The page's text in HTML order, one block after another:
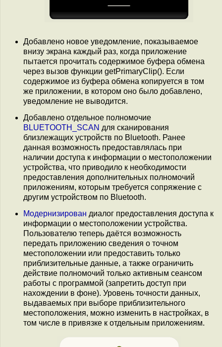
Добавлено новое уведомление, показываемое
внизу экрана каждый раз, когда приложение
пытается прочитать содержимое буфера обмена
через вызов функции getPrimaryClip(). Если
содержимое из буфера обмена копируется в том
же приложении, в котором оно было добавлено,
уведомление не выводится.
Добавлено отдельное полномочие
BLUETOOTH_SCAN для сканирования
близлежащих устройств по Bluetooth. Ранее
данная возможность предоставлялась при
наличии доступа к информации о местоположении
устройства, что приводило к необходимости
предоставления дополнительных полномочий
приложениям, которым требуется сопряжение c
другим устройством по Bluetooth.
Модернизирован диалог предоставления доступа к
информации о местоположении устройства.
Пользователю теперь даётся возможность
передать приложению сведения о точном
местоположении или предоставить только
приблизительные данные, а также ограничить
действие полномочий только активным сеансом
работы с программой (запретить доступ при
нахождении в фоне). Уровень точности данных,
выдаваемых при выборе приблизительного
местоположения, можно изменить в настройках, в
том числе в привязке к отдельным приложениям.